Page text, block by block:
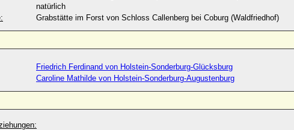
natürlich
Grabstätte im Forst von Schloss Callenberg bei Coburg (Waldfriedhof)
Friedrich Ferdinand von Holstein-Sonderburg-Glücksburg
Caroline Mathilde von Holstein-Sonderburg-Augustenburg